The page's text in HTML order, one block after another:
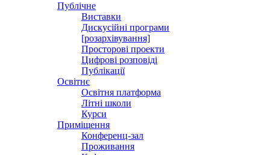
Публічне
Виставки
Дискусійні програми
[розархівування]
Просторові проекти
Цифрові розповіді
Публікації
Освітнє
Освітня платформа
Літні школи
Курси
Приміщення
Конференц-зал
Проживання